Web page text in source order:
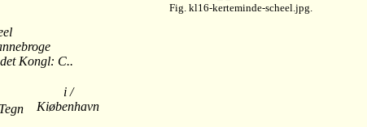
Fig. kl16-kerteminde-scheel.jpg.
Kongl: C..
i /
Kiøbenhavn